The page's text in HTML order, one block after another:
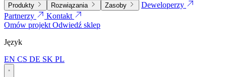
Produkty Rozwiązania Zasoby
Deweloperzy
Partnerzy
Kontakt
Omów projektOdwiedź sklep
Język
EN CS DE SK PL